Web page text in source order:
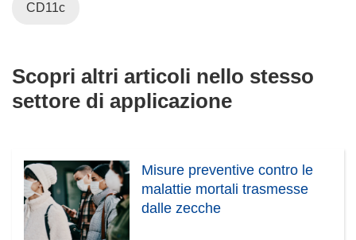
CD11c
Scopri altri articoli nello stesso
settore di applicazione
Misure preventive contro le
malattie mortali trasmesse
dalle zecche